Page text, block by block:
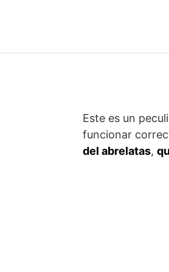
Este es un
funcionar
del abrelatas,